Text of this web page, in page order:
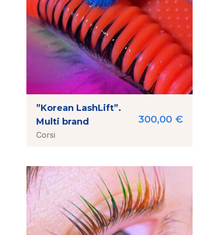
”Korean LashLift”.
Multi brand
Corsi
300,00 €